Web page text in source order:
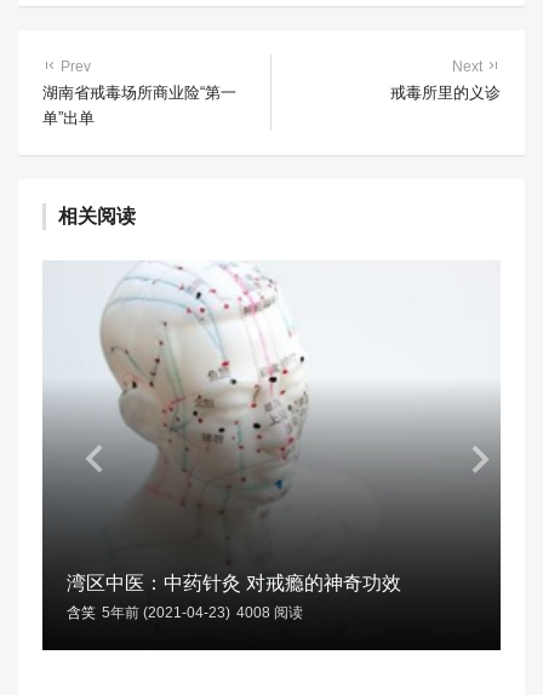
Prev
湖南省戒毒场所商业险“第一
单”出单
Next
戒毒所里的义诊
相关阅读
湾区中医：中药针灸 对戒瘾的神奇功效
含笑 5年前 (2021-04-23) 4008 阅读